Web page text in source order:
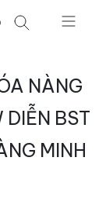
NÀNG
BST
MINH